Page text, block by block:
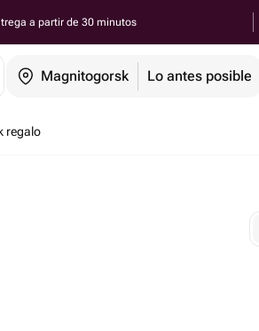
a partir de 30 minutos
Magnitogorsk Lo antes posible
regalo